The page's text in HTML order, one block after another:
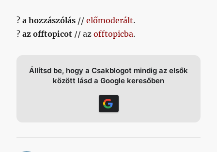
?a hozzászólás //előmoderált.
?az offtopicot // azofftopicba.
Állítsd be, hogy a Csakblogot mindig az elsők
között lásd a Google keresőben